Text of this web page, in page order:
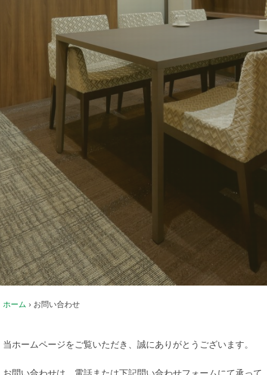
ホーム › お問い合わせ
当ホームページをご覧いただき、誠にありがとうございます。
お問い合わせは、電話または下記問い合わせフォームにて承って